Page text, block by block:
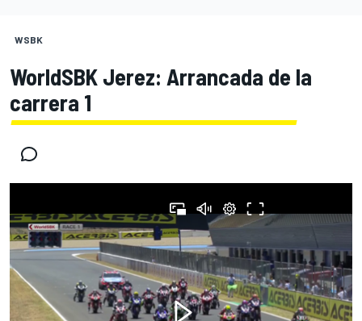
WSBK
WorldSBK Jerez: Arrancada de la
carrera 1